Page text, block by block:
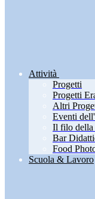
Attività
Progetti
Progetti
Altri
Eventi
Il filo della
Bar
Food
Scuola & Lavoro